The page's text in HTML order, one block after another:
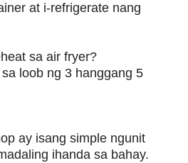
at i-refrigerate nang
sa air fryer?
loob ng 3 hanggang 5
ay isang simple ngunit
ihanda sa bahay.